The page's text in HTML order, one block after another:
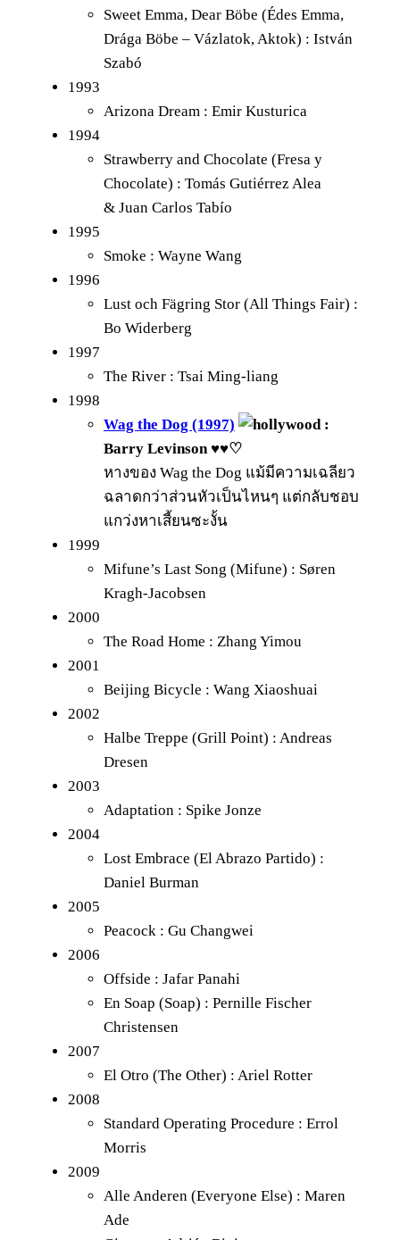
Sweet Emma, Dear Böbe (Édes Emma,
Drága Böbe – Vázlatok, Aktok) : István
Szabó
1993
Arizona Dream : Emir Kusturica
1994
Strawberry and Chocolate (Fresa y
Chocolate) : Tomás Gutiérrez Alea
& Juan Carlos Tabío
1995
Smoke : Wayne Wang
1996
Lust och Fägring Stor (All Things Fair) :
Bo Widerberg
1997
The River : Tsai Ming-liang
1998
Wag the Dog (1997)
:
Barry Levinson ♥♥♡
หางของ Wag the Dog แม้มีความเฉลียว
ฉลาดกว่าส่วนหัวเป็นไหนๆ แต่กลับชอบ
แกว่งหาเสี้ยนซะงั้น
1999
Mifune’s Last Song (Mifune) : Søren
Kragh-Jacobsen
2000
The Road Home : Zhang Yimou
2001
Beijing Bicycle : Wang Xiaoshuai
2002
Halbe Treppe (Grill Point) : Andreas
Dresen
2003
Adaptation : Spike Jonze
2004
Lost Embrace (El Abrazo Partido) :
Daniel Burman
2005
Peacock : Gu Changwei
2006
Offside : Jafar Panahi
En Soap (Soap) : Pernille Fischer
Christensen
2007
El Otro (The Other) : Ariel Rotter
2008
Standard Operating Procedure : Errol
Morris
2009
Alle Anderen (Everyone Else) : Maren
Ade